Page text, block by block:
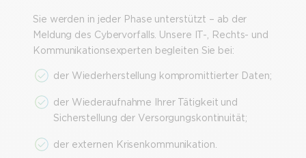
Sie werden in jeder Phase unterstützt – ab der
Meldung des Cybervorfalls. Unsere IT-, Rechts- und
Kommunikationsexperten begleiten Sie bei:
der Wiederherstellung kompromittierter Daten;
der Wiederaufnahme Ihrer Tätigkeit und
Sicherstellung der Versorgungskontinuität;
der externen Krisenkommunikation.